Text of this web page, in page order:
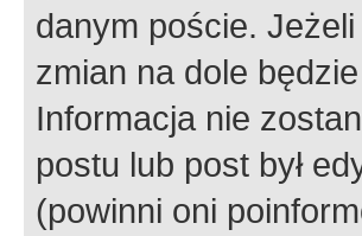
danym poście.
zmian na dole
Informacja nie
postu lub post był
(powinni oni